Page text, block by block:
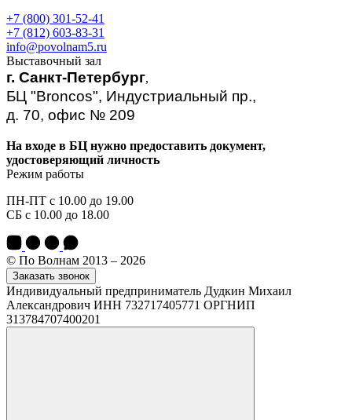
+7 (800) 301-52-41
+7 (812) 603-83-31
info@povolnam5.ru
Выставочный зал
г. Санкт-Петербург,
БЦ "Broncos", Индустриальный пр.,
д. 70, офис № 209
На входе в БЦ нужно предоставить документ,
удостоверяющий личность
Режим работы
ПН-ПТ с 10.00 до 19.00
СБ с 10.00 до 18.00
© По Волнам 2013 – 2026
Заказать звонок
Индивидуальный предприниматель Дудкин Михаил
Александрович ИНН 732717405771 ОРГНИП
313784707400201